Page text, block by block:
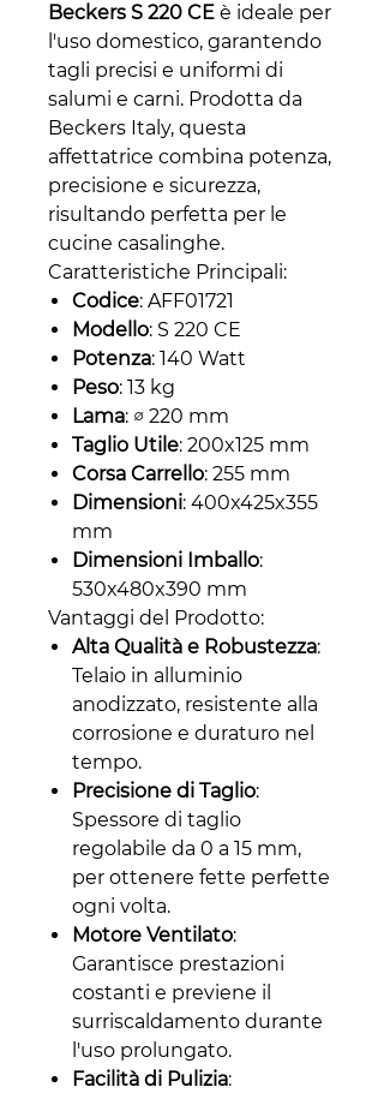
Beckers S 220 CE è ideale per
l'uso domestico, garantendo
tagli precisi e uniformi di
salumi e carni. Prodotta da
Beckers Italy, questa
affettatrice combina potenza,
precisione e sicurezza,
risultando perfetta per le
cucine casalinghe.
Caratteristiche Principali:
Codice: AFF01721
Modello: S 220 CE
Potenza: 140 Watt
Peso: 13 kg
Lama: ∅ 220 mm
Taglio Utile: 200x125 mm
Corsa Carrello: 255 mm
Dimensioni: 400x425x355
mm
Dimensioni Imballo:
530x480x390 mm
Vantaggi del Prodotto:
Alta Qualità e Robustezza:
Telaio in alluminio
anodizzato, resistente alla
corrosione e duraturo nel
tempo.
Precisione di Taglio:
Spessore di taglio
regolabile da 0 a 15 mm,
per ottenere fette perfette
ogni volta.
Motore Ventilato:
Garantisce prestazioni
costanti e previene il
surriscaldamento durante
l'uso prolungato.
Facilità di Pulizia: